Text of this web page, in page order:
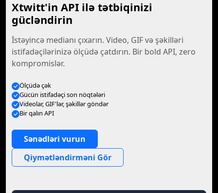
Xtwitt'in API ilə tətbiqinizi
gücləndirin
İstəyincə medianı çıxarın. Video, GIF və şəkilləri
istifadəçilərinizə ölçüdə çatdırın. Bir bold API, zero
kompromislər.
Ölçüdə çək
Gücün istifadəçi son nöqtələri
Videolar, GIF'lər, şəkillər göndər
Bir qalın API
Sənədləri vurun
Qiymətləndirməni Gör